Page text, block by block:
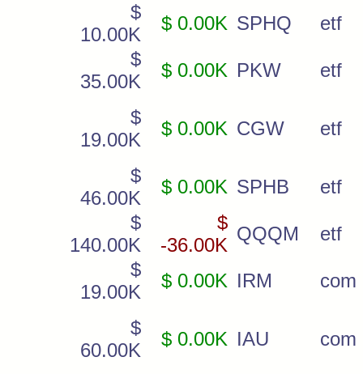
$
10.00K
$ 0.00K SPHQ
etf
$
35.00K
$ 0.00K PKW etf
$
19.00K
$ 0.00K CGW etf
$
46.00K
$ 0.00K SPHB
etf
$
140.00K
$
-36.00K
QQQM
etf
$
19.00K
$ 0.00K IRM com
$
60.00K
$ 0.00K IAU com